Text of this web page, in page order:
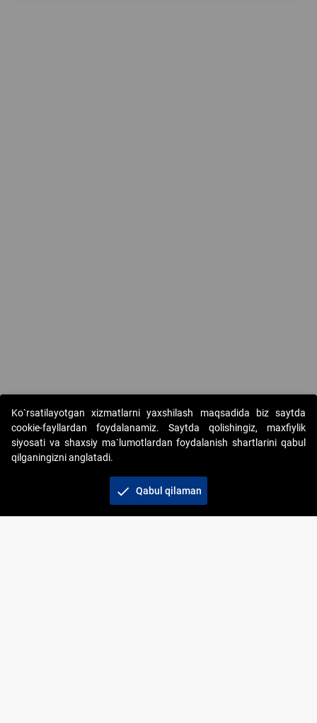
Copyright © 2017-2026. "Elektron onlayn-auksionlarni
tashkil etish" AJ. Barcha huquqlar himoyalangan
Ko`rsatilayotgan xizmatlarni yaxshilash maqsadida biz saytda
cookie-fayllardan foydalanamiz. Saytda qolishingiz, maxfiylik
siyosati va shaxsiy ma`lumotlardan foydalanish shartlarini qabul
qilganingizni anglatadi.
check Qabul qilaman